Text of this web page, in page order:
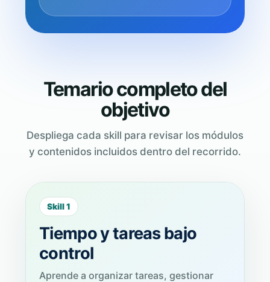
Temario completo del
objetivo
Despliega cada skill para revisar los módulos
y contenidos incluidos dentro del recorrido.
Skill 1
Tiempo y tareas bajo
control
Aprende a organizar tareas, gestionar